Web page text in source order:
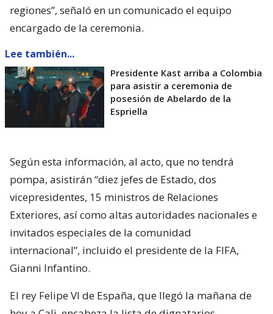
regiones”, señaló en un comunicado el equipo
encargado de la ceremonia.
Lee también...
Presidente Kast arriba a Colombia
para asistir a ceremonia de
posesión de Abelardo de la
Espriella
Según esta información, al acto, que no tendrá
pompa, asistirán “diez jefes de Estado, dos
vicepresidentes, 15 ministros de Relaciones
Exteriores, así como altas autoridades nacionales e
invitados especiales de la comunidad
internacional”, incluido el presidente de la FIFA,
Gianni Infantino.
El rey Felipe VI de España, que llegó la mañana de